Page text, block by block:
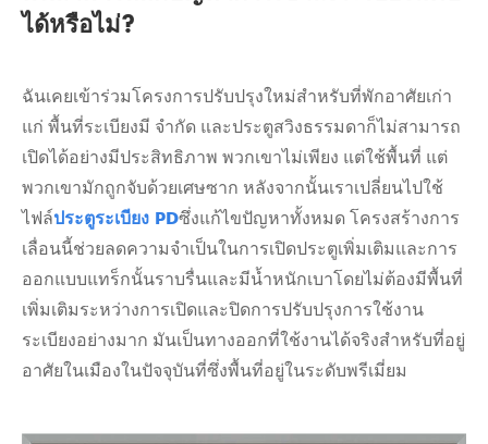
ได้หรือไม่?
ฉันเคยเข้าร่วมโครงการปรับปรุงใหม่สำหรับที่พักอาศัยเก่า
แก่ พื้นที่ระเบียงมี จำกัด และประตูสวิงธรรมดาก็ไม่สามารถ
เปิดได้อย่างมีประสิทธิภาพ พวกเขาไม่เพียง แต่ใช้พื้นที่ แต่
พวกเขามักถูกจับด้วยเศษซาก หลังจากนั้นเราเปลี่ยนไปใช้
ไฟล์ประตูระเบียง PDซึ่งแก้ไขปัญหาทั้งหมด โครงสร้างการ
เลื่อนนี้ช่วยลดความจำเป็นในการเปิดประตูเพิ่มเติมและการ
ออกแบบแทร็กนั้นราบรื่นและมีน้ำหนักเบาโดยไม่ต้องมีพื้นที่
เพิ่มเติมระหว่างการเปิดและปิดการปรับปรุงการใช้งาน
ระเบียงอย่างมาก มันเป็นทางออกที่ใช้งานได้จริงสำหรับที่อยู่
อาศัยในเมืองในปัจจุบันที่ซึ่งพื้นที่อยู่ในระดับพรีเมี่ยม